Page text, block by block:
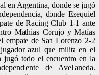
en Argentina, donde se jugó
donde Ezequiel
de Racing Club 1-1 ante
Mathias Corujo y Matías
empate de San Lorenzo 2-2
azul que milita en el
jugó todo el encuentro en la
de Avellaneda.